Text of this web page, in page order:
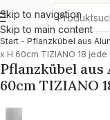
Skip to navigation
Skip to main content
Start - Pflanzkübel aus
x H 60cm TIZIANO 18 jede
Pflanzkübel aus
60cm TIZIANO